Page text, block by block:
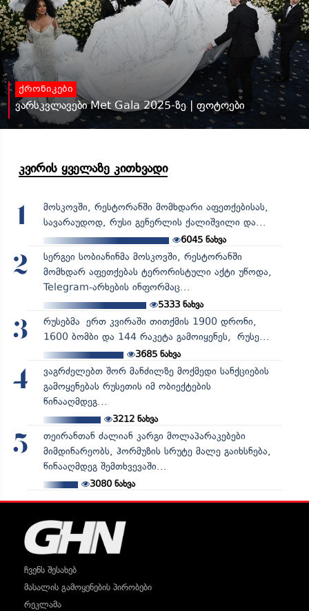
ქრონიკები
ვარსკვლავები Met Gala 2025-ზე | ფოტოები
კვირის ყველაზე კითხვადი
1
მოსკოვში, რესტორანში მომხდარი აფეთქებისას,
სავარაუდოდ, რუსი გენერლის ქალიშვილი და...
6045 ნახვა
2
სერგეი სობიანინმა მოსკოვში, რესტორანში
მომხდარ აფეთქებას ტერორისტული აქტი უწოდა,
Telegram-არხების ინფორმაც...
5333ნახვა
3
რუსებმა ერთ კვირაში თითქმის 1900 დრონი,
1600 ბომბი და 144 რაკეტა გამოიყენეს, რუსე...
3685ნახვა
4
ვაგრძელებთ შორ მანძილზე მოქმედი სანქციების
გამოყენებას რუსეთის იმ ობიექტების
წინააღმდეგ...
3212ნახვა
5
თეირანთან ძალიან კარგი მოლაპარაკებები
მიმდინარეობს, ჰორმუზის სრუტე მალე გაიხსნება,
წინააღმდეგ შემთხვევაში...
3080ნახვა
ჩვენს შესახებ
მასალის გამოყენების პირობები
რეკლამა